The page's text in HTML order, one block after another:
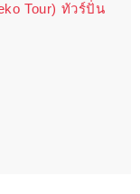
Tour) ทัวร์ปั่น